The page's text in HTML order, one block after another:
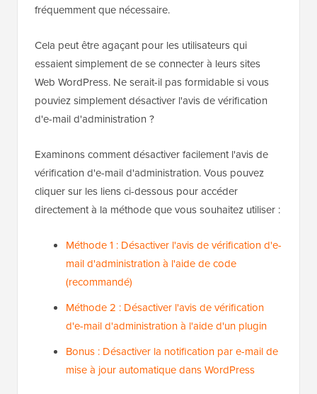
fréquemment que nécessaire.
Cela peut être agaçant pour les utilisateurs qui
essaient simplement de se connecter à leurs sites
Web WordPress. Ne serait-il pas formidable si vous
pouviez simplement désactiver l'avis de vérification
d'e-mail d'administration ?
Examinons comment désactiver facilement l'avis de
vérification d'e-mail d'administration. Vous pouvez
cliquer sur les liens ci-dessous pour accéder
directement à la méthode que vous souhaitez utiliser :
Méthode 1 : Désactiver l'avis de vérification d'e-
mail d'administration à l'aide de code
(recommandé)
Méthode 2 : Désactiver l'avis de vérification
d'e-mail d'administration à l'aide d'un plugin
Bonus : Désactiver la notification par e-mail de
mise à jour automatique dans WordPress